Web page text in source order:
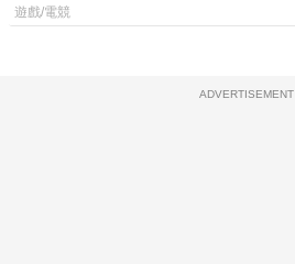
120fps 與全光追時代來臨
遊戲/電競
ADVERTISEMENT